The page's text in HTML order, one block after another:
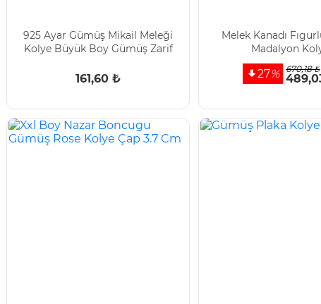
925 Ayar Gümüş Mikail Meleği
Kolye Büyük Boy Gümüş Zarif
161,60 ₺
Melek Kanadı
Madalyon
27% 670,18 ₺